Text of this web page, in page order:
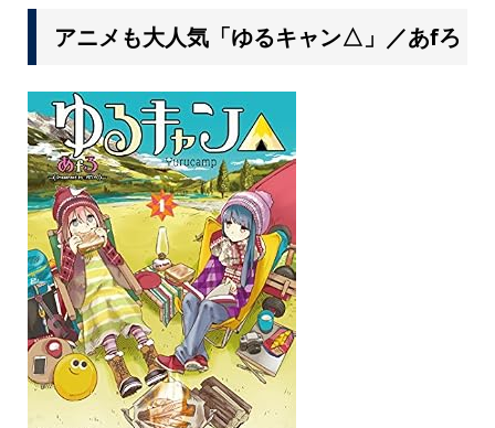
アニメも大人気「ゆるキャン△」／あfろ